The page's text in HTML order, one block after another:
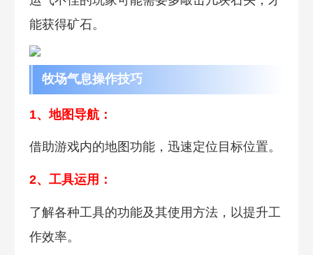
能获得矿石。
牧场气息操作技巧
1、地图导航：
借助游戏内的地图功能，迅速定位目标位置。
2、工具运用：
了解各种工具的功能及其使用方法，以提升工
作效率。